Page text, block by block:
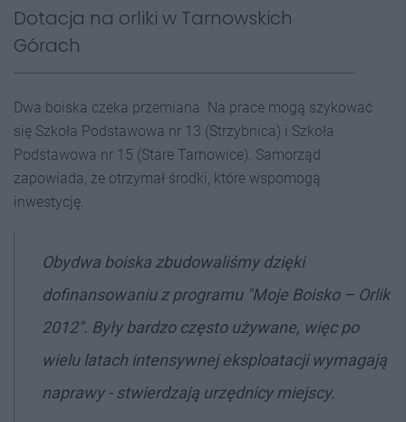
Dotacja na orliki w Tarnowskich
Górach
Dwa boiska czeka przemiana. Na prace mogą szykować
się Szkoła Podstawowa nr 13 (Strzybnica) i Szkoła
Podstawowa nr 15 (Stare Tarnowice). Samorząd
zapowiada, że otrzymał środki, które wspomogą
inwestycję.
Obydwa boiska zbudowaliśmy dzięki
dofinansowaniu z programu "Moje Boisko – Orlik
2012". Były bardzo często używane, więc po
wielu latach intensywnej eksploatacji wymagają
naprawy - stwierdzają urzędnicy miejscy.